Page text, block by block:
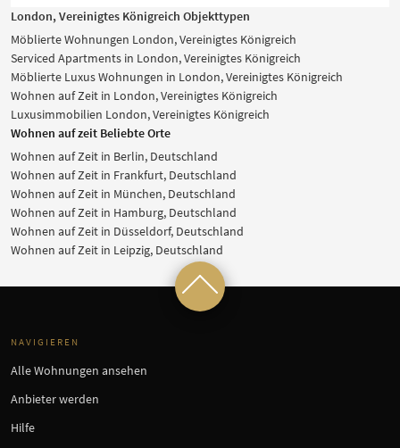
London, Vereinigtes Königreich Objekttypen
Möblierte Wohnungen London, Vereinigtes Königreich
Serviced Apartments in London, Vereinigtes Königreich
Möblierte Luxus Wohnungen in London, Vereinigtes Königreich
Wohnen auf Zeit in London, Vereinigtes Königreich
Luxusimmobilien London, Vereinigtes Königreich
Wohnen auf zeit Beliebte Orte
Wohnen auf Zeit in Berlin, Deutschland
Wohnen auf Zeit in Frankfurt, Deutschland
Wohnen auf Zeit in München, Deutschland
Wohnen auf Zeit in Hamburg, Deutschland
Wohnen auf Zeit in Düsseldorf, Deutschland
Wohnen auf Zeit in Leipzig, Deutschland
NAVIGIEREN
Alle Wohnungen ansehen
Anbieter werden
Hilfe